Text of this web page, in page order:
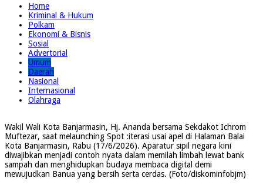
Home
Kriminal & Hukum
Polkam
Ekonomi & Bisnis
Sosial
Advertorial
Umum
Daerah
Nasional
Internasional
Olahraga
Wakil Wali Kota Banjarmasin, Hj. Ananda bersama Sekdakot Ichrom
Muftezar, saat melaunching Spot :iterasi usai apel di Halaman Balai
Kota Banjarmasin, Rabu (17/6/2026). Aparatur sipil negara kini
diwajibkan menjadi contoh nyata dalam memilah limbah lewat bank
sampah dan menghidupkan budaya membaca digital demi
mewujudkan Banua yang bersih serta cerdas. (Foto/diskominfobjm)